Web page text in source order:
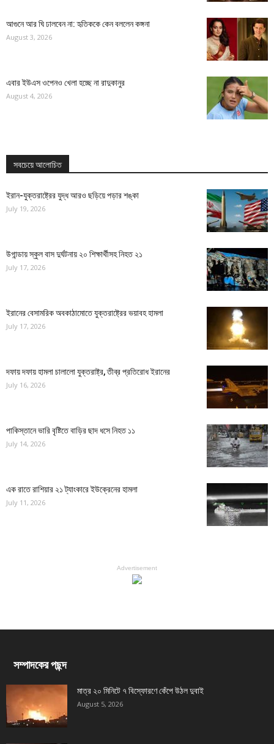
আগুনে আর ঘি ঢালবেন না: হৃতিককে কেন বললেন কঙ্গনা
August 3, 2026
এবার ইউএস ওপেনও খেলা হচ্ছে না রাদুকানুর
August 4, 2026
সবচেয়ে আলোচিত
ইরান-যুক্তরাষ্ট্রের যুদ্ধ আরও ছড়িয়ে পড়ার শঙ্কা
July 19, 2026
উগান্ডায় স্কুল বাস দুর্ঘটনায় ২০ শিক্ষার্থীসহ নিহত ২১
July 17, 2026
ইরানের বেসামরিক অবকাঠামোতে যুক্তরাষ্ট্রের ভয়াবহ হামলা
July 17, 2026
দফায় দফায় হামলা চালালো যুক্তরাষ্ট্র, তীব্র প্রতিরোধ ইরানের
July 16, 2026
পাকিস্তানে ভারি বৃষ্টিতে বাড়ির ছাদ ধসে নিহত ১১
July 14, 2026
এক রাতে রাশিয়ার ২১ ট্যাংকারে ইউক্রেনের হামলা
July 11, 2026
Advertisement
সম্পাদকের পছন্দ
মাত্র ২০ মিনিটে ৭ বিস্ফোরণে কেঁপে উঠল দুবাই
August 5, 2026